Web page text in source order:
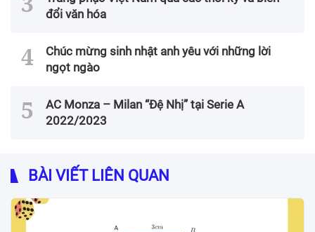
đổi văn hóa
Chúc mừng sinh nhật anh yêu với những lời
ngọt ngào
AC Monza – Milan “Đệ Nhị” tại Serie A
2022/2023
BÀI VIẾT LIÊN QUAN